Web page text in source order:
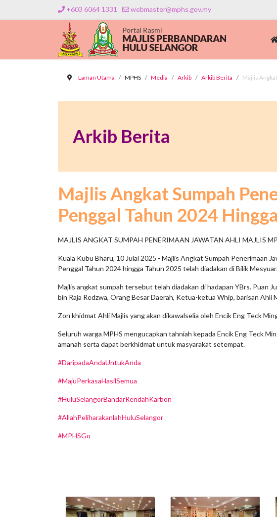
+603 6064 1331 webmaster@mphs.gov.my
Laman Utama MPHS Media Arkib Arkib Berita Majlis
Arkib Berita
Majlis Angkat Sumpah
Penggal Tahun 2024
MAJLIS ANGKAT SUMPAH PENERIMAAN JAWATAN AHLI MAJLIS
Kuala Kubu Bharu, 10 Julai 2025 - Majlis Angkat Sumpah Penerimaan
Penggal Tahun 2024 hingga Tahun 2025 telah diadakan di Bilik
Majlis angkat sumpah tersebut telah diadakan di hadapan YBrs. Puan
bin Raja Redzwa, Orang Besar Daerah, Ketua-ketua Whip, barisan
Zon khidmat Ahli Majlis yang akan dikawalselia oleh Encik Eng Teck
Seluruh warga MPHS mengucapkan tahniah kepada Encik Eng Teck
amanah serta dapat berkhidmat untuk masyarakat setempat.
#DaripadaAndaUntukAnda
#MajuPerkasaHasilSemua
#HuluSelangorBandarRendahKarbon
#AllahPeliharakanlahHuluSelangor
#MPHSGo